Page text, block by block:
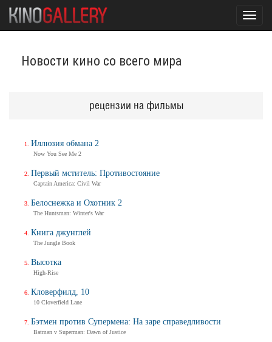
Новости кино со всего мира
рецензии на фильмы
Иллюзия обмана 2
Now You See Me 2
Первый мститель: Противостояние
Captain America: Civil War
Белоснежка и Охотник 2
The Huntsman: Winter's War
Книга джунглей
The Jungle Book
Высотка
High-Rise
Кловерфилд, 10
10 Cloverfield Lane
Бэтмен против Супермена: На заре справедливости
Batman v Superman: Dawn of Justice